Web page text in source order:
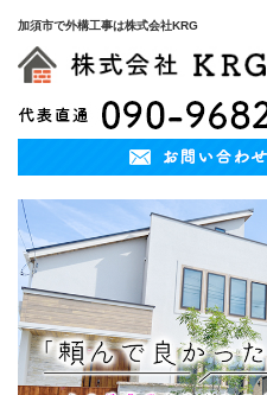
加須市で外構工事は株式会社KRG